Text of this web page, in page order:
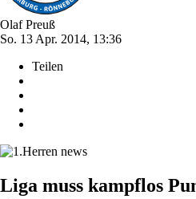
Olaf Preuß
So. 13 Apr. 2014, 13:36
Teilen
Liga muss kampflos